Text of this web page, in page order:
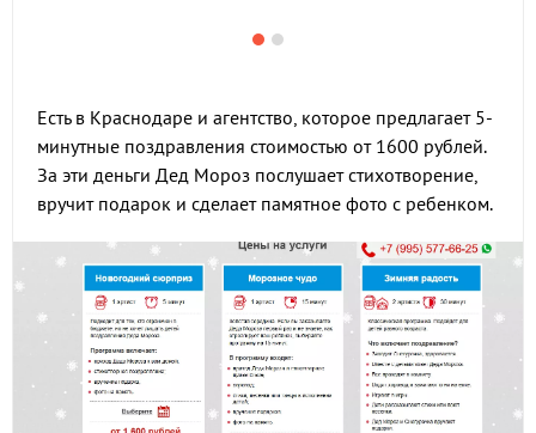
Есть в Краснодаре и агентство, которое предлагает 5-
минутные поздравления стоимостью от 1600 рублей.
За эти деньги Дед Мороз послушает стихотворение,
вручит подарок и сделает памятное фото с ребенком.